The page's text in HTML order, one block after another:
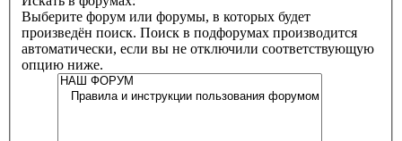
Выберите форум или форумы, в которых будет
произведён поиск. Поиск в подфорумах производится
автоматически, если вы не отключили соответствующую
опцию ниже.